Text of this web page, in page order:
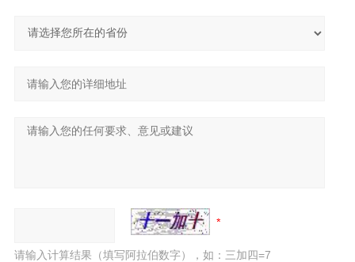
请输入计算结果（填写阿拉伯数字），如：三加四=7